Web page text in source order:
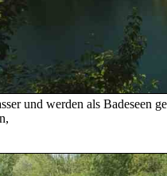
und werden als Badeseen